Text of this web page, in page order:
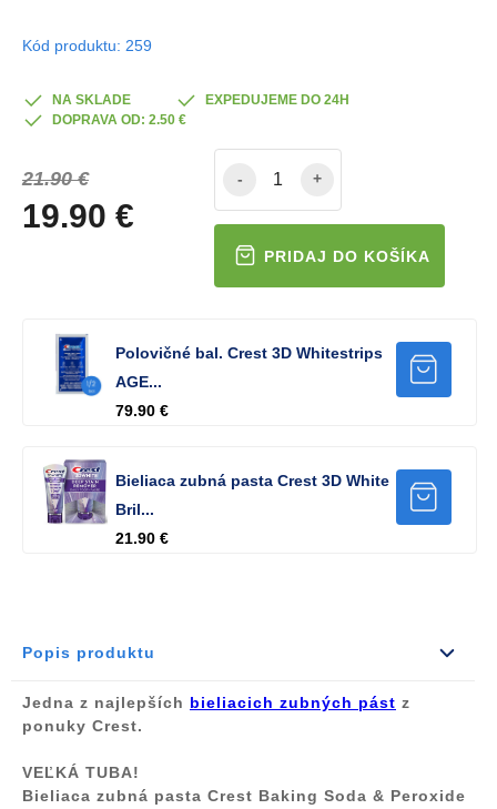
Kód produktu: 259
NA SKLADE
EXPEDUJEME DO 24H
DOPRAVA OD: 2.50 €
21.90 €
19.90 €
- +
Polovičné bal. Crest 3D Whitestrips
AGE...
79.90 €
Bieliaca zubná pasta Crest 3D White
Bril...
21.90 €
Popis produktu
Jedna z najlepších bieliacich zubných pást z
ponuky Crest.
VEĽKÁ TUBA!
Bieliaca zubná pasta Crest Baking Soda & Peroxide